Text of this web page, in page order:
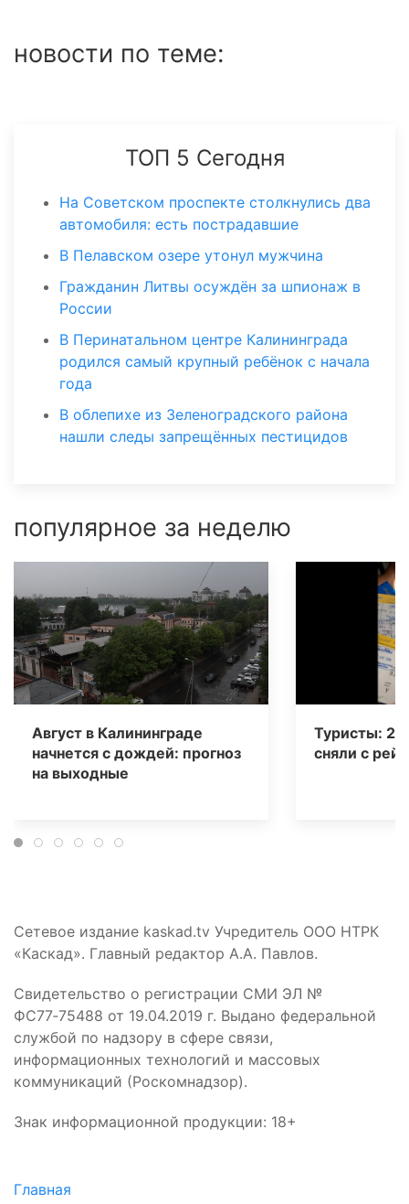
новости по теме:
ТОП 5 Сегодня
На Советском проспекте столкнулись два
автомобиля: есть пострадавшие
В Пелавском озере утонул мужчина
Гражданин Литвы осуждён за шпионаж в
России
В Перинатальном центре Калининграда
родился самый крупный ребёнок с начала
года
В облепихе из Зеленоградского района
нашли следы запрещённых пестицидов
популярное за неделю
Август в Калининграде
начнется с дождей: прогноз
на выходные
Туристы: 20
сняли с
Сетевое издание kaskad.tv Учредитель ООО НТРК
«Каскад». Главный редактор А.А. Павлов.
Свидетельство о регистрации СМИ ЭЛ №
ФС77‑75488 от 19.04.2019 г. Выдано федеральной
службой по надзору в сфере связи,
информационных технологий и массовых
коммуникаций (Роскомнадзор).
Знак информационной продукции: 18+
Главная